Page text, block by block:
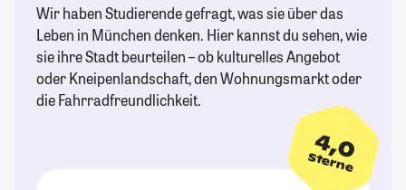
Wir haben Studierende gefragt, was sie über das
Leben in München denken. Hier kannst du sehen, wie
sie ihre Stadt beurteilen – ob kulturelles Angebot
oder Kneipenlandschaft, den Wohnungsmarkt oder
die Fahrradfreundlichkeit.
4,0
Sterne